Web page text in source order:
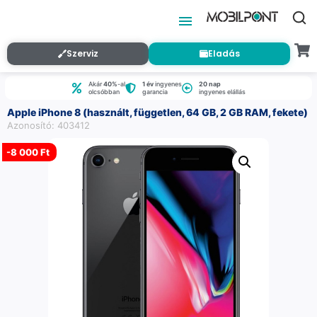
Szerviz Eladás
Akár40%-al
olcsóbban
1 évingyenes
garancia
20 nap
ingyenes elállás
Apple iPhone 8 (használt, független, 64 GB, 2 GB RAM, fekete)
Azonosító: 403412
-8 000 Ft